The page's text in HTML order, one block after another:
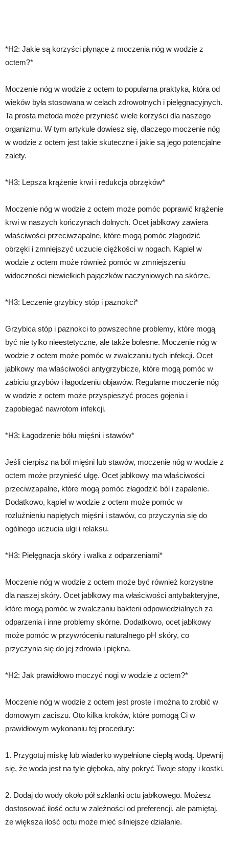
*H2: Jakie są korzyści płynące z moczenia nóg w wodzie z
octem?*
Moczenie nóg w wodzie z octem to popularna praktyka, która od
wieków była stosowana w celach zdrowotnych i pielęgnacyjnych.
Ta prosta metoda może przynieść wiele korzyści dla naszego
organizmu. W tym artykule dowiesz się, dlaczego moczenie nóg
w wodzie z octem jest takie skuteczne i jakie są jego potencjalne
zalety.
*H3: Lepsza krążenie krwi i redukcja obrzęków*
Moczenie nóg w wodzie z octem może pomóc poprawić krążenie
krwi w naszych kończynach dolnych. Ocet jabłkowy zawiera
właściwości przeciwzapalne, które mogą pomóc złagodzić
obrzęki i zmniejszyć uczucie ciężkości w nogach. Kąpiel w
wodzie z octem może również pomóc w zmniejszeniu
widoczności niewielkich pajączków naczyniowych na skórze.
*H3: Leczenie grzybicy stóp i paznokci*
Grzybica stóp i paznokci to powszechne problemy, które mogą
być nie tylko nieestetyczne, ale także bolesne. Moczenie nóg w
wodzie z octem może pomóc w zwalczaniu tych infekcji. Ocet
jabłkowy ma właściwości antygrzybicze, które mogą pomóc w
zabiciu grzybów i łagodzeniu objawów. Regularne moczenie nóg
w wodzie z octem może przyspieszyć proces gojenia i
zapobiegać nawrotom infekcji.
*H3: Łagodzenie bólu mięśni i stawów*
Jeśli cierpisz na ból mięśni lub stawów, moczenie nóg w wodzie z
octem może przynieść ulgę. Ocet jabłkowy ma właściwości
przeciwzapalne, które mogą pomóc złagodzić ból i zapalenie.
Dodatkowo, kąpiel w wodzie z octem może pomóc w
rozluźnieniu napiętych mięśni i stawów, co przyczynia się do
ogólnego uczucia ulgi i relaksu.
*H3: Pielęgnacja skóry i walka z odparzeniami*
Moczenie nóg w wodzie z octem może być również korzystne
dla naszej skóry. Ocet jabłkowy ma właściwości antybakteryjne,
które mogą pomóc w zwalczaniu bakterii odpowiedzialnych za
odparzenia i inne problemy skórne. Dodatkowo, ocet jabłkowy
może pomóc w przywróceniu naturalnego pH skóry, co
przyczynia się do jej zdrowia i piękna.
*H2: Jak prawidłowo moczyć nogi w wodzie z octem?*
Moczenie nóg w wodzie z octem jest proste i można to zrobić w
domowym zaciszu. Oto kilka kroków, które pomogą Ci w
prawidłowym wykonaniu tej procedury:
1. Przygotuj miskę lub wiaderko wypełnione ciepłą wodą. Upewnij
się, że woda jest na tyle głęboka, aby pokryć Twoje stopy i kostki.
2. Dodaj do wody około pół szklanki octu jabłkowego. Możesz
dostosować ilość octu w zależności od preferencji, ale pamiętaj,
że większa ilość octu może mieć silniejsze działanie.